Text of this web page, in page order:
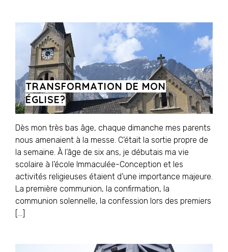
TRANSFORMATION DE MON
ÉGLISE?
Dès mon très bas âge, chaque dimanche mes parents
nous amenaient à la messe. C’était la sortie propre de
la semaine. À l’âge de six ans, je débutais ma vie
scolaire à l’école Immaculée-Conception et les
activités religieuses étaient d’une importance majeure.
La première communion, la confirmation, la
communion solennelle, la confession lors des premiers
[…]